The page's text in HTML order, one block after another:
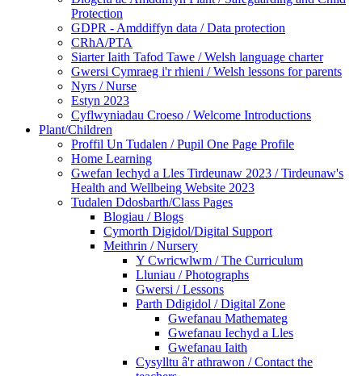
Protection
GDPR - Amddiffyn data / Data protection
CRhA/PTA
Siarter Iaith Tafod Tawe / Welsh language charter
Gwersi Cymraeg i'r rhieni / Welsh lessons for parents
Nyrs / Nurse
Estyn 2023
Cyflwyniadau Croeso / Welcome Introductions
Plant/Children
Proffil Un Tudalen / Pupil One Page Profile
Home Learning
Gwefan Iechyd a Lles Tirdeunaw 2023 / Tirdeunaw's
Health and Wellbeing Website 2023
Tudalen Ddosbarth/Class Pages
Blogiau / Blogs
Cymorth Digidol/Digital Support
Meithrin / Nursery
Y Cwricwlwm / The Curriculum
Lluniau / Photographs
Gwersi / Lessons
Parth Ddigidol / Digital Zone
Gwefanau Mathemateg
Gwefanau Iechyd a Lles
Gwefanau Iaith
Cysylltu â'r athrawon / Contact the